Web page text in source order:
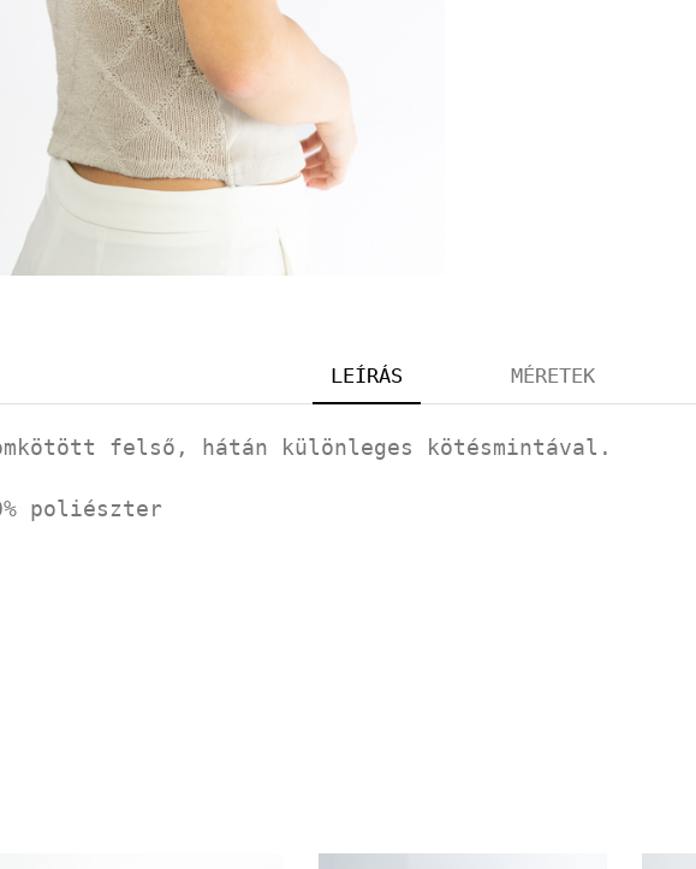
LEÍRÁS MÉRETEK
felső, hátán különleges kötésmintával.
poliészter